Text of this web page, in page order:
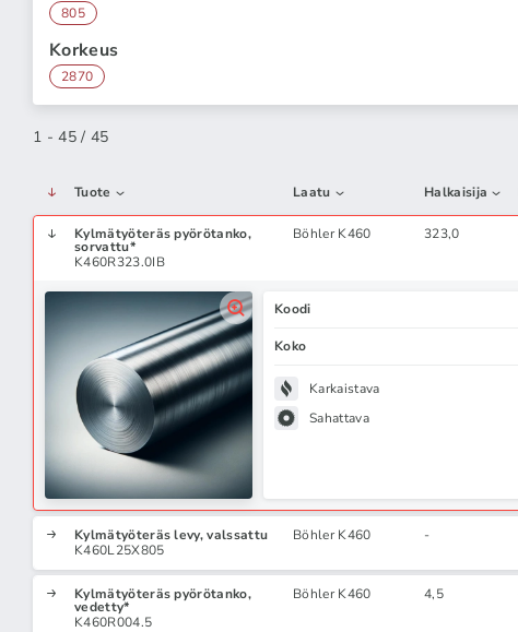
805
Korkeus
2870
1 - 45 / 45
Tuote Laatu Halkaisija
Kylmätyöteräs pyörötanko,
sorvattu*
K460R323.0IB
Böhler K460 323,0
Koodi
Koko
Karkaistava
Sahattava
Kylmätyöteräs levy, valssattu
K460L25X805
Böhler K460 -
Kylmätyöteräs pyörötanko,
vedetty*
K460R004.5
Böhler K460 4,5